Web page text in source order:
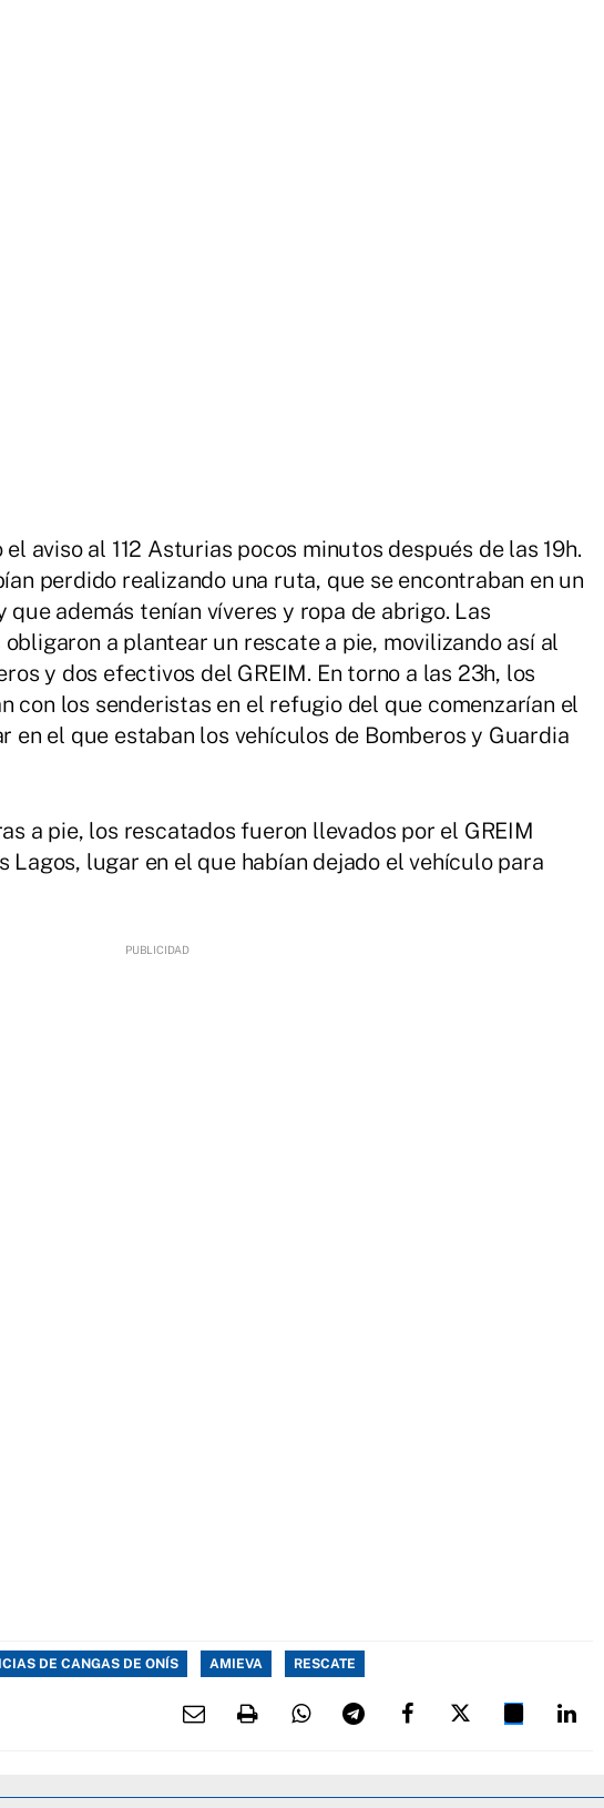
aviso al 112 Asturias pocos minutos después de las 19h.
perdido realizando una ruta, que se encontraban en un
además tenían víveres y ropa de abrigo. Las
a plantear un rescate a pie, movilizando así al
y dos efectivos del GREIM. En torno a las 23h, los
con los senderistas en el refugio del que comenzarían el
en el que estaban los vehículos de Bomberos y Guardia
a pie, los rescatados fueron llevados por el GREIM
Lagos, lugar en el que habían dejado el vehículo para
DE CANGAS DE ONÍS AMIEVA RESCATE